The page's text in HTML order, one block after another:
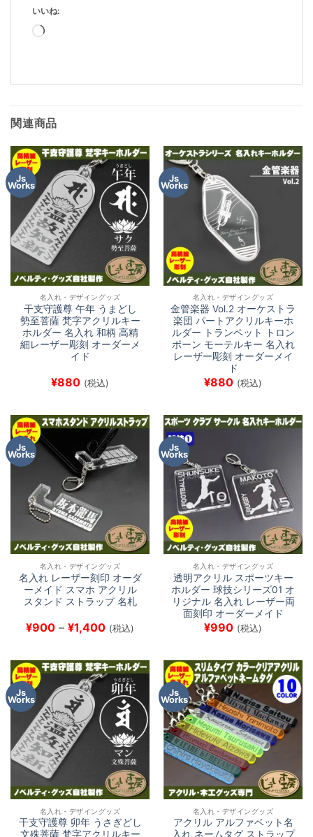
いいね:
読
み
関連商品
Js
Works
名入れ・デザイングッズ
干支守護尊 午年 うまどし
勢至菩薩 梵字アクリルキー
ホルダー 名入れ 和柄 高精
細レーザー彫刻 オーダーメ
イド
¥880 (税込)
Js
Works
名入れ・デザイングッズ
金管楽器 Vol.2 オーケストラ
楽団 パートアクリルキーホ
ルダー トランペット トロン
ボーン モーテルキー 名入れ
レーザー彫刻 オーダーメイ
ド
¥880 (税込)
Js
Works
名入れ・デザイングッズ
名入れ レーザー刻印 オーダ
ーメイド スマホ アクリル
スタンド ストラップ 名札
¥900 – ¥1,400価
¥900
–
¥1,400
(税込)
Js
Works
名入れ・デザイングッズ
透明アクリル スポーツキー
ホルダー 球技シリーズ01 オ
リジナル 名入れ レーザー両
面刻印 オーダーメイド
¥990 (税込)
Js
Works
名入れ・デザイングッズ
干支守護尊 卯年 うさぎどし
文殊菩薩 梵字アクリルキー
Js
Works
名入れ・デザイングッズ
アクリル アルファベット名
入れ ネームタグ ストラップ